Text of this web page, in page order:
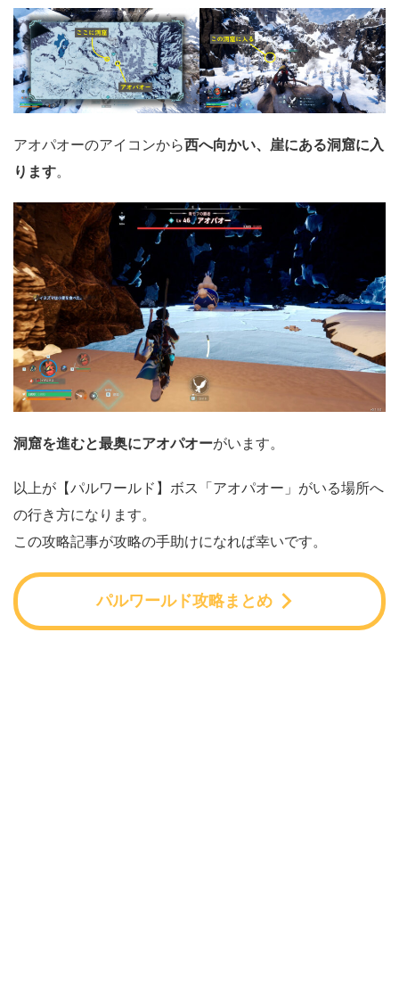
アオパオーのアイコンから西へ向かい、崖にある洞窟に入
ります。
洞窟を進むと最奥にアオパオーがいます。
以上が【パルワールド】ボス「アオパオー」がいる場所へ
の行き方になります。
この攻略記事が攻略の手助けになれば幸いです。
パルワールド攻略まとめ